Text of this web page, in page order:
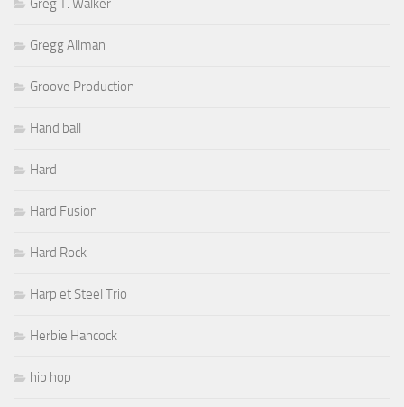
Greg T. Walker
Gregg Allman
Groove Production
Hand ball
Hard
Hard Fusion
Hard Rock
Harp et Steel Trio
Herbie Hancock
hip hop